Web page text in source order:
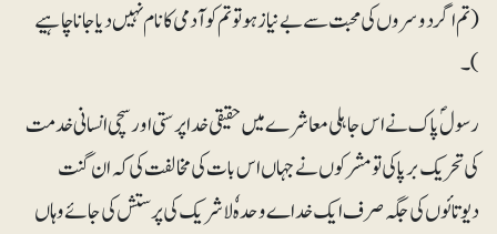
(تم اگر دوسروں کی محبت سے بے نیاز ہو تو تم کو آدمی کا نام نہیں دیا جانا چاہیے
)۔
رسولؐ پاک نے اس جاہلی معاشرے میں حقیقی خدا پرستی اور سچی انسانی خدمت
کی تحریک برپا کی تو مشرکوں نے جہاں اس بات کی مخالفت کی کہ ان گنت
دیوتائوں کی جگہ صرف ایک خداے وحدہٗ لاشریک کی پرستش کی جائے وہاں